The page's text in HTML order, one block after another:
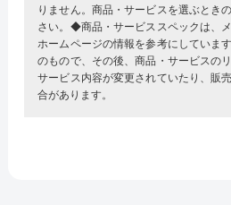
りません。商品・サービスを選ぶとき
さい。◆商品・サービススペックは、
ホームページの情報を参考にしていま
のもので、その後、商品・サービスの
サービス内容が変更されていたり、販
合があります。